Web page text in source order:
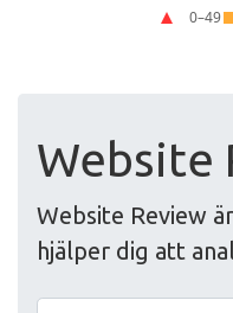
Website
Website Review
hjälper dig att